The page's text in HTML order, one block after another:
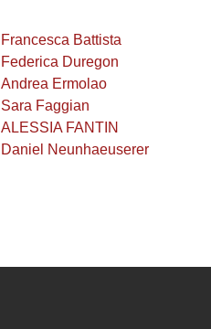
Francesca Battista
Federica Duregon
Andrea Ermolao
Sara Faggian
ALESSIA FANTIN
Daniel Neunhaeuserer